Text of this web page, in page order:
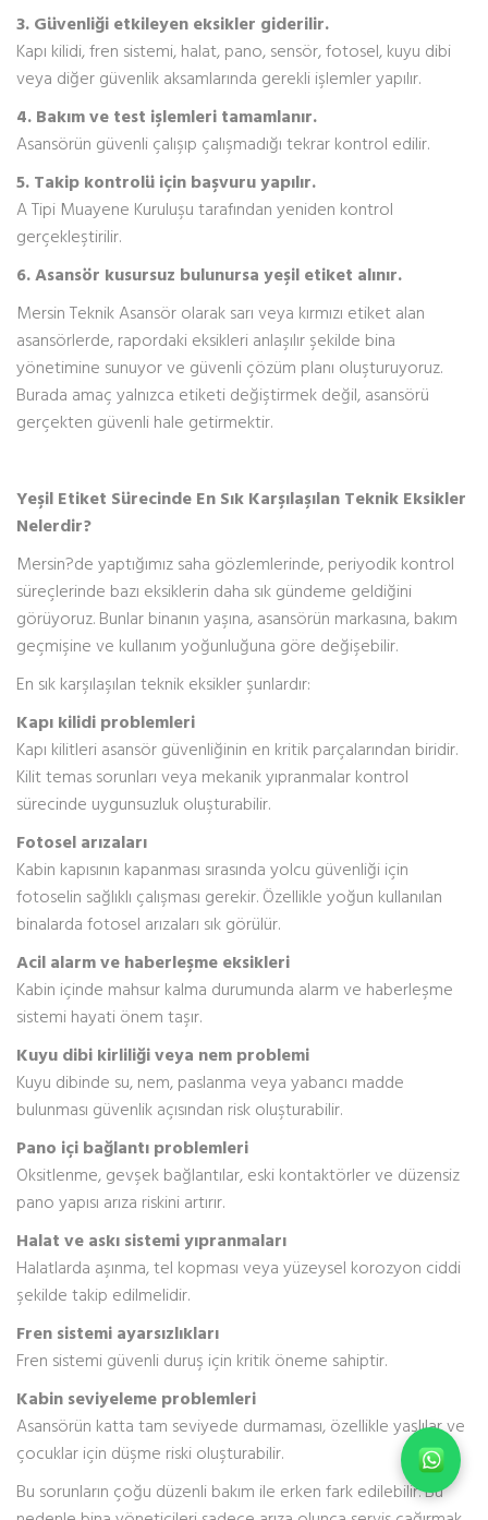
3. Güvenliği etkileyen eksikler giderilir.
Kapı kilidi, fren sistemi, halat, pano, sensör, fotosel, kuyu dibi
veya diğer güvenlik aksamlarında gerekli işlemler yapılır.
4. Bakım ve test işlemleri tamamlanır.
Asansörün güvenli çalışıp çalışmadığı tekrar kontrol edilir.
5. Takip kontrolü için başvuru yapılır.
A Tipi Muayene Kuruluşu tarafından yeniden kontrol
gerçekleştirilir.
6. Asansör kusursuz bulunursa yeşil etiket alınır.
Mersin Teknik Asansör olarak sarı veya kırmızı etiket alan
asansörlerde, rapordaki eksikleri anlaşılır şekilde bina
yönetimine sunuyor ve güvenli çözüm planı oluşturuyoruz.
Burada amaç yalnızca etiketi değiştirmek değil, asansörü
gerçekten güvenli hale getirmektir.
Yeşil Etiket Sürecinde En Sık Karşılaşılan Teknik Eksikler
Nelerdir?
Mersin?de yaptığımız saha gözlemlerinde, periyodik kontrol
süreçlerinde bazı eksiklerin daha sık gündeme geldiğini
görüyoruz. Bunlar binanın yaşına, asansörün markasına, bakım
geçmişine ve kullanım yoğunluğuna göre değişebilir.
En sık karşılaşılan teknik eksikler şunlardır:
Kapı kilidi problemleri
Kapı kilitleri asansör güvenliğinin en kritik parçalarından biridir.
Kilit temas sorunları veya mekanik yıpranmalar kontrol
sürecinde uygunsuzluk oluşturabilir.
Fotosel arızaları
Kabin kapısının kapanması sırasında yolcu güvenliği için
fotoselin sağlıklı çalışması gerekir. Özellikle yoğun kullanılan
binalarda fotosel arızaları sık görülür.
Acil alarm ve haberleşme eksikleri
Kabin içinde mahsur kalma durumunda alarm ve haberleşme
sistemi hayati önem taşır.
Kuyu dibi kirliliği veya nem problemi
Kuyu dibinde su, nem, paslanma veya yabancı madde
bulunması güvenlik açısından risk oluşturabilir.
Pano içi bağlantı problemleri
Oksitlenme, gevşek bağlantılar, eski kontaktörler ve düzensiz
pano yapısı arıza riskini artırır.
Halat ve askı sistemi yıpranmaları
Halatlarda aşınma, tel kopması veya yüzeysel korozyon ciddi
şekilde takip edilmelidir.
Fren sistemi ayarsızlıkları
Fren sistemi güvenli duruş için kritik öneme sahiptir.
Kabin seviyeleme problemleri
Asansörün katta tam seviyede durmaması, özellikle yaşlılar ve
çocuklar için düşme riski oluşturabilir.
Bu sorunların çoğu düzenli bakım ile erken fark edilebilir. Bu